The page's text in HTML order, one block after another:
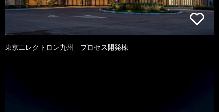
東京エレクトロン九州 プロセス開発棟